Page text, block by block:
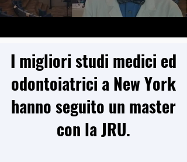
I migliori studi medici ed
odontoiatrici a New York
hanno seguito un master
con la JRU.